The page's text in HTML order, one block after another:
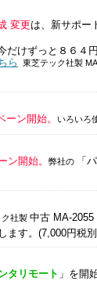
変更は、新サポー
だけずっと８６４
ら 東芝テック社製
ン開始。 いろいろ
ン開始。 弊社の 「
社製 中古 MA-
ます。(7,000円税
タリモート 」を開